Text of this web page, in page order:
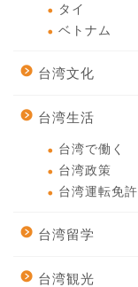
タイ
ベトナム
台湾文化
台湾生活
台湾で働く
台湾政策
台湾運転免許
台湾留学
台湾観光